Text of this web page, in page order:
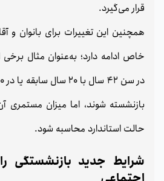
قرار می‌گیرد.
همچنین این تغییرات برای بانوان و
خاص ادامه دارد؛ به‌عنوان مثال برخی
بازنشسته شوند، اما میزان مستمری
حالت استاندارد محاسبه شود.
شرایط جدید بازنشستگی